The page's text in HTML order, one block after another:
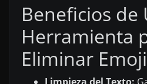
Beneficios de
Herramienta
Eliminar